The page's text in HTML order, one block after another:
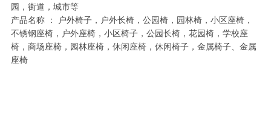
园，街道，城市等
产品名称 ： 户外椅子，户外长椅，公园椅，园林椅，小区座椅，
不锈钢座椅，户外座椅，小区椅子，公园长椅，花园椅，学校座
椅，商场座椅，园林座椅，休闲座椅，休闲椅子，金属椅子、金属
座椅